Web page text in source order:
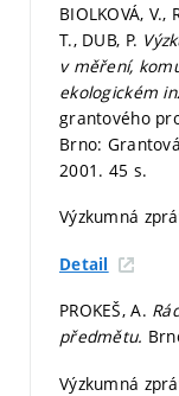
BIOLKOVÁ, V.,
T., DUB, P.
v měření,
ekologickém
grantového
Brno:
2001. 45 s.
Výzkumná
Detail
PROKEŠ, A.
předmětu.
Výzkumná